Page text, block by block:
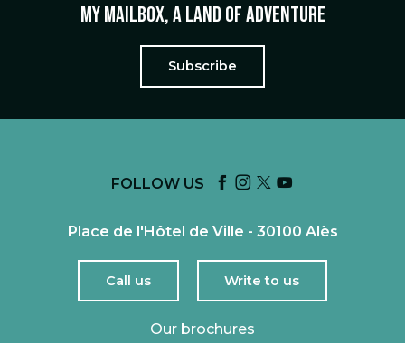
My mailbox, a land of adventure
Subscribe
FOLLOW US
Place de l'Hôtel de Ville - 30100 Alès
Call us Write to us
Our brochures